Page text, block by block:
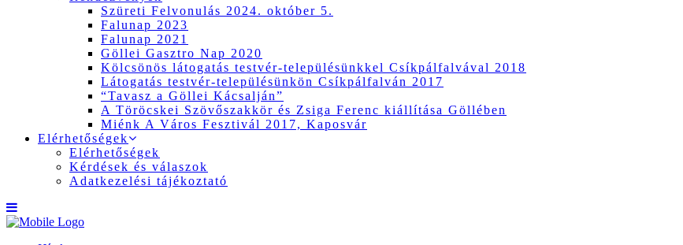
Szüreti Felvonulás 2024. október 5.
Falunap 2023
Falunap 2021
Göllei Gasztro Nap 2020
Kölcsönös látogatás testvér-településünkkel Csíkpálfalvával 2018
Látogatás testvér-településünkön Csíkpálfalván 2017
“Tavasz a Göllei Kácsalján”
A Töröcskei Szövőszakkör és Zsiga Ferenc kiállítása Göllében
Miénk A Város Fesztivál 2017, Kaposvár
Elérhetőségek
Elérhetőségek
Kérdések és válaszok
Adatkezelési tájékoztató